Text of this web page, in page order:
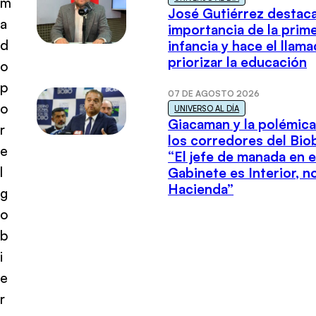
a
d
o
p
o
r
e
l
g
o
b
i
e
r
José Gutiérrez
importancia de la
infancia y hace el
priorizar la educación
07 DE AGOSTO 2026
UNIVERSO AL DÍA
Giacaman y la
los corredores del
“El jefe de manada en
Gabinete es Interior,
Hacienda”